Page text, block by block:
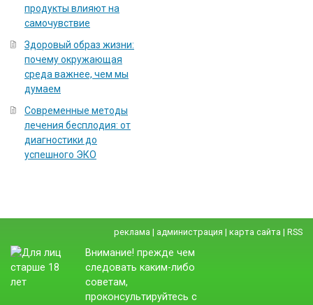
продукты влияют на
самочувствие
Здоровый образ жизни:
почему окружающая
среда важнее, чем мы
думаем
Современные методы
лечения бесплодия: от
диагностики до
успешного ЭКО
реклама | администрация | карта сайта | RSS
Внимание! прежде чем
следовать каким-либо
советам,
проконсультируйтесь с